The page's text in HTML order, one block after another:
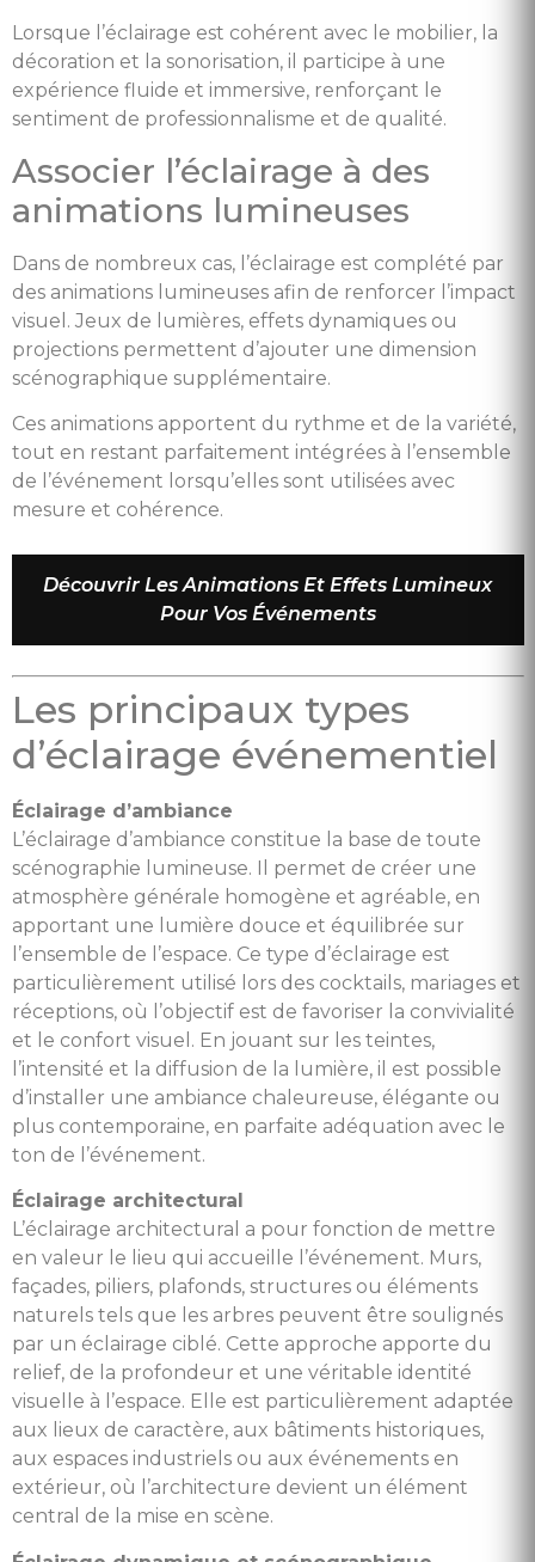
Lorsque l’éclairage est cohérent avec le mobilier, la
décoration et la sonorisation, il participe à une
expérience fluide et immersive, renforçant le
sentiment de professionnalisme et de qualité.
Associer l’éclairage à des
animations lumineuses
Dans de nombreux cas, l’éclairage est complété par
des animations lumineuses afin de renforcer l’impact
visuel. Jeux de lumières, effets dynamiques ou
projections permettent d’ajouter une dimension
scénographique supplémentaire.
Ces animations apportent du rythme et de la variété,
tout en restant parfaitement intégrées à l’ensemble
de l’événement lorsqu’elles sont utilisées avec
mesure et cohérence.
Découvrir Les Animations Et Effets Lumineux
Pour Vos Événements
Les principaux types
d’éclairage événementiel
Éclairage d’ambiance
L’éclairage d’ambiance constitue la base de toute
scénographie lumineuse. Il permet de créer une
atmosphère générale homogène et agréable, en
apportant une lumière douce et équilibrée sur
l’ensemble de l’espace. Ce type d’éclairage est
particulièrement utilisé lors des cocktails, mariages et
réceptions, où l’objectif est de favoriser la convivialité
et le confort visuel. En jouant sur les teintes,
l’intensité et la diffusion de la lumière, il est possible
d’installer une ambiance chaleureuse, élégante ou
plus contemporaine, en parfaite adéquation avec le
ton de l’événement.
Éclairage architectural
L’éclairage architectural a pour fonction de mettre
en valeur le lieu qui accueille l’événement. Murs,
façades, piliers, plafonds, structures ou éléments
naturels tels que les arbres peuvent être soulignés
par un éclairage ciblé. Cette approche apporte du
relief, de la profondeur et une véritable identité
visuelle à l’espace. Elle est particulièrement adaptée
aux lieux de caractère, aux bâtiments historiques,
aux espaces industriels ou aux événements en
extérieur, où l’architecture devient un élément
central de la mise en scène.